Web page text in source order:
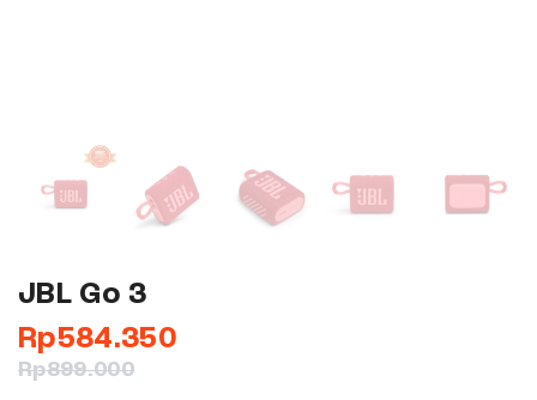
JBL Go 3
Rp584.350
Rp899.000